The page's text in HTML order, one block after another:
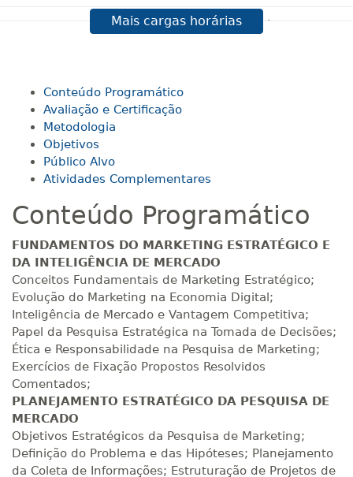
dias 60dias
R$ 594,81
140 H 18dias 60dias
160 H 20 dias
180 H 23dias 90dias
R$ 892,23
200 H 25dias 90dias
R$ 991,36
Matricular
220 H 28dias 90dias
R$ 1.090,51
Matricular
240 H 30dias 90dias
R$ 1.189,66
260 H 33 dias 90 dias
R$ 1.288,78
Mais cargas horárias
Conteúdo Programático
Avaliação e Certificação
Metodologia
Objetivos
Público Alvo
Atividades Complementares
Conteúdo Programático
FUNDAMENTOS DO MARKETING ESTRATÉGICO E
DA INTELIGÊNCIA DE MERCADO
Conceitos Fundamentais de Marketing Estratégico;
Evolução do Marketing na Economia Digital;
Inteligência de Mercado e Vantagem Competitiva;
Papel da Pesquisa Estratégica na Tomada de Decisões;
Ética e Responsabilidade na Pesquisa de Marketing;
Exercícios de Fixação Propostos Resolvidos
Comentados;
PLANEJAMENTO ESTRATÉGICO DA PESQUISA DE
MERCADO
Objetivos Estratégicos da Pesquisa de Marketing;
Definição do Problema e das Hipóteses; Planejamento
da Coleta de Informações; Estruturação de Projetos de